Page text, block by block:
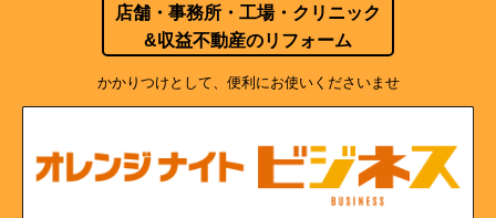
店舗・事務所・工場・クリニック
&収益不動産のリフォーム
かかりつけとして、便利にお使いくださいませ